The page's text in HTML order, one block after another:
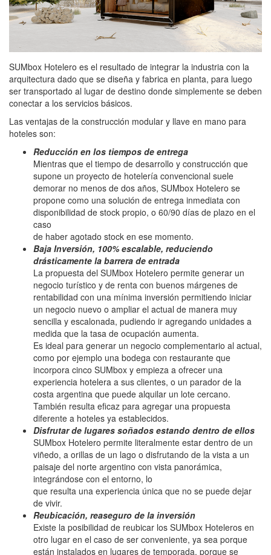
SUMbox Hotelero es el resultado de integrar la industria con la
arquitectura dado que se diseña y fabrica en planta, para luego
ser transportado al lugar de destino donde simplemente se deben
conectar a los servicios básicos.
Las ventajas de la construcción modular y llave en mano para
hoteles son:
Reducción en los tiempos de entrega
Mientras que el tiempo de desarrollo y construcción que
supone un proyecto de hotelería convencional suele
demorar no menos de dos años, SUMbox Hotelero se
propone como una solución de entrega inmediata con
disponibilidad de stock propio, o 60/90 días de plazo en el
caso
de haber agotado stock en ese momento.
Baja Inversión, 100% escalable, reduciendo
drásticamente la barrera de entrada
La propuesta del SUMbox Hotelero permite generar un
negocio turístico y de renta con buenos márgenes de
rentabilidad con una mínima inversión permitiendo iniciar
un negocio nuevo o ampliar el actual de manera muy
sencilla y escalonada, pudiendo ir agregando unidades a
medida que la tasa de ocupación aumenta.
Es ideal para generar un negocio complementario al actual,
como por ejemplo una bodega con restaurante que
incorpora cinco SUMbox y empieza a ofrecer una
experiencia hotelera a sus clientes, o un parador de la
costa argentina que puede alquilar un lote cercano.
También resulta eficaz para agregar una propuesta
diferente a hoteles ya establecidos.
Disfrutar de lugares soñados estando dentro de ellos
SUMbox Hotelero permite literalmente estar dentro de un
viñedo, a orillas de un lago o disfrutando de la vista a un
paisaje del norte argentino con vista panorámica,
integrándose con el entorno, lo
que resulta una experiencia única que no se puede dejar
de vivir.
Reubicación, reaseguro de la inversión
Existe la posibilidad de reubicar los SUMbox Hoteleros en
otro lugar en el caso de ser conveniente, ya sea porque
están instalados en lugares de temporada, porque se